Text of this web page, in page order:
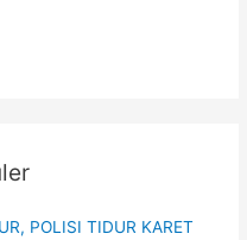
POLISI TIDUR KARET